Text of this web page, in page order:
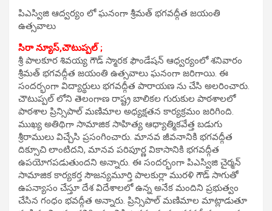
పిఎస్విజి ఆద్వర్యం లో ఘనంగా శ్రీమత్ భగవద్గీత జయంతి
ఉత్సవాలు
సిరా న్యూస్,చౌటుప్పల్ ;
శ్రీ పాలకూర శివయ్య గౌడ్ స్మారక ఫౌండేషన్ ఆధ్వర్యంలో శనివారం
శ్రీమత్ భగవద్గీత జయంతి ఉత్సవాలు ఘనంగా జరిగాయి. ఈ
సందర్భంగా విద్యార్థులు భగవద్గీత పారాయణ ను చేసి అలరించారు.
చౌటుప్పల్ లోని తెలంగాణ రాష్ట్ర బాలికల గురుకుల పాఠశాలలో
పాఠశాల ప్రిన్సిపాల్ మణిమాల అధ్యక్షతన కార్యక్రమం జరిగింది.
ముఖ్య అతిథిగా సామాజిక సాహిత్య ఆధ్యాత్మికవేత్త బడుగు
శ్రీరాములు విచ్చేసి ప్రసంగించారు. మానవ జీవనానికి భగవద్గీత
దిక్సూచి లాంటిదని, మానవ పరిపూర్ణ వికాసానికి భగవద్గీత
ఉపయోగపడుతుందని అన్నారు. ఈ సందర్భంగా పిఎస్విజి చైర్మన్
సామాజిక కార్యకర్త సౌజన్యమూర్తి పాలకుర్లా మురళి గౌడ్ సాగుతో
ఉపన్యాసం చేస్తూ దేశ విదేశాలలో ఉన్న అనేక మందిని ప్రభుత్వం
చేసిన గంధం భవద్గీత అన్నారు. ప్రిన్సిపాల్ మణిమాల మాట్లాడుతూ